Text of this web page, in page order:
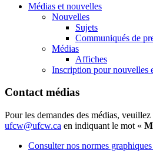
Médias et nouvelles
Nouvelles
Sujets
Communiqués de
Médias
Affiches
Inscription pour nouvelles
Contact médias
Pour les demandes des médias,
ufcw@ufcw.ca en indiquant le mot «
Consulter nos normes